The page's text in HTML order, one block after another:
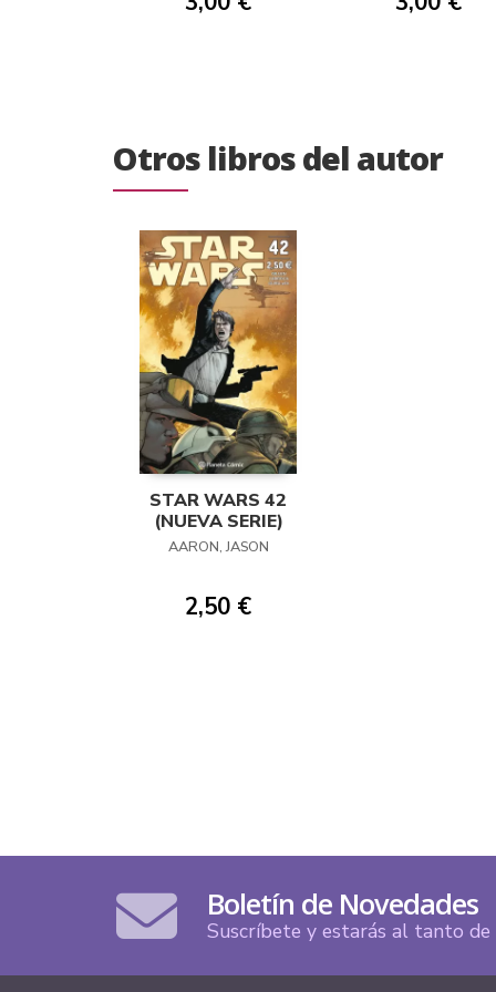
Otros libros del autor
STAR WARS 42
(NUEVA SERIE)
AARON, JASON
2,50 €
Boletín de Novedades
Suscríbete y estarás al tanto de